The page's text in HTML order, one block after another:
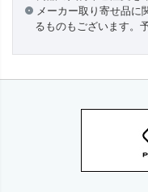
メーカー取り寄せ品に
るものもございます。